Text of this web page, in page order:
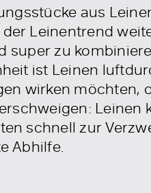
aus
Leinentrend
super zu
ist Leinen
wirken möchten,
Leinen
schnell zur
Abhilfe.